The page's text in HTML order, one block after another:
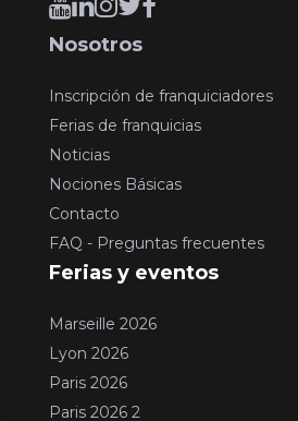
Nosotros
Inscripción de franquiciadores
Ferias de franquicias
Noticias
Nociones Básicas
Contacto
FAQ - Preguntas frecuentes
Ferias y eventos
Marseille 2026
Lyon 2026
Paris 2026
Paris 2026 2